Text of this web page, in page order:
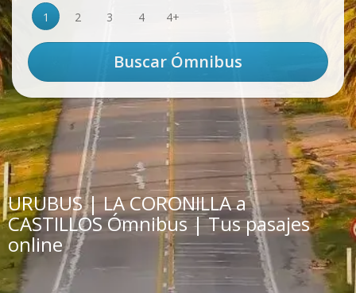
1
2 3 4 4+
URUBUS | LA CORONILLA a
CASTILLOS Ómnibus | Tus pasajes
online